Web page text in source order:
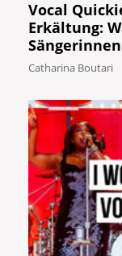
Vocal
Erkältung:
Catharina Boutari